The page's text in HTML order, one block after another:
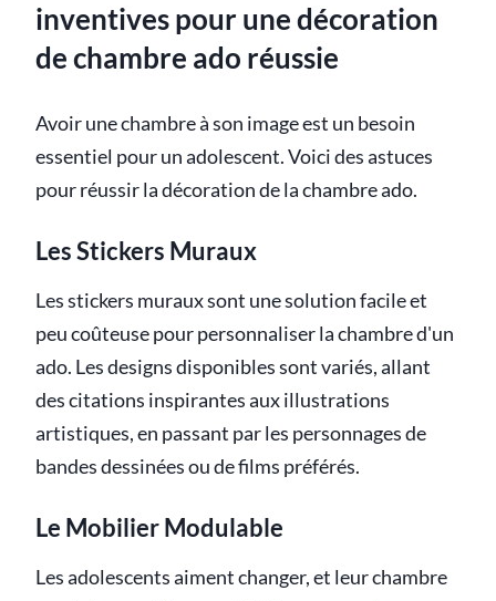
inventives pour une décoration
de chambre ado réussie
Avoir une chambre à son image est un besoin
essentiel pour un adolescent. Voici des astuces
pour réussir la décoration de la chambre ado.
Les Stickers Muraux
Les stickers muraux sont une solution facile et
peu coûteuse pour personnaliser la chambre d'un
ado. Les designs disponibles sont variés, allant
des citations inspirantes aux illustrations
artistiques, en passant par les personnages de
bandes dessinées ou de films préférés.
Le Mobilier Modulable
Les adolescents aiment changer, et leur chambre